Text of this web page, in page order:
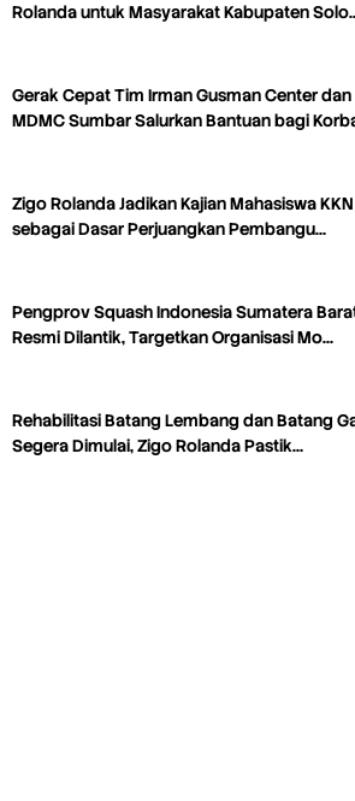
Rolanda untuk Masyarakat Kabupaten
Gerak Cepat Tim Irman Gusman Center dan
MDMC Sumbar Salurkan Bantuan bagi
Zigo Rolanda Jadikan Kajian Mahasiswa
sebagai Dasar Perjuangkan Pembangu…
Pengprov Squash Indonesia Sumatera
Resmi Dilantik, Targetkan Organisasi Mo…
Rehabilitasi Batang Lembang dan Batang
Segera Dimulai, Zigo Rolanda Pastik…